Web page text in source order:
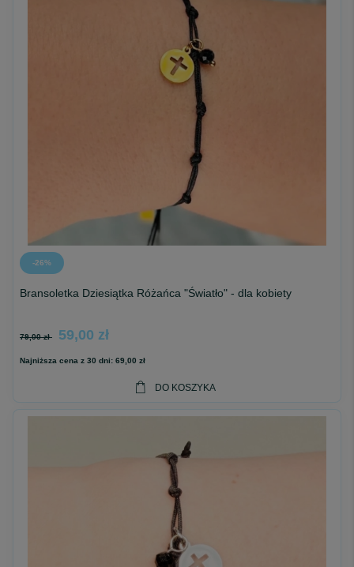
-26%
Bransoletka Dziesiątka Różańca "Światło" - dla kobiety
79,00 zł 59,00 zł
Najniższa cena z 30 dni: 69,00 zł
DO KOSZYKA